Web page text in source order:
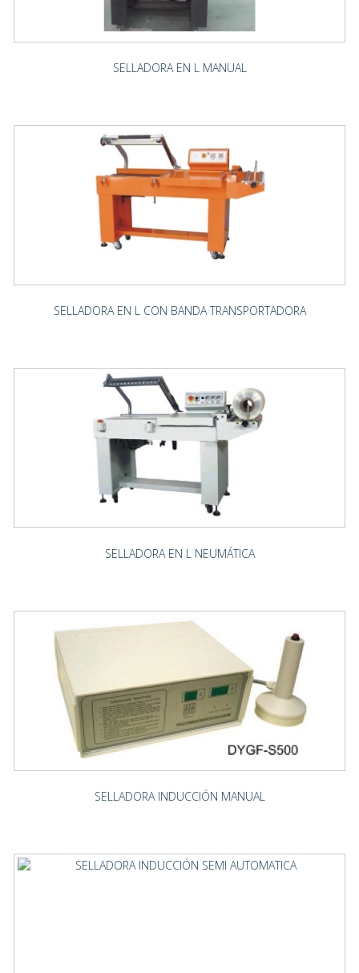
SELLADORA EN L MANUAL
SELLADORA EN L CON BANDA TRANSPORTADORA
SELLADORA EN L NEUMÁTICA
SELLADORA INDUCCIÓN MANUAL